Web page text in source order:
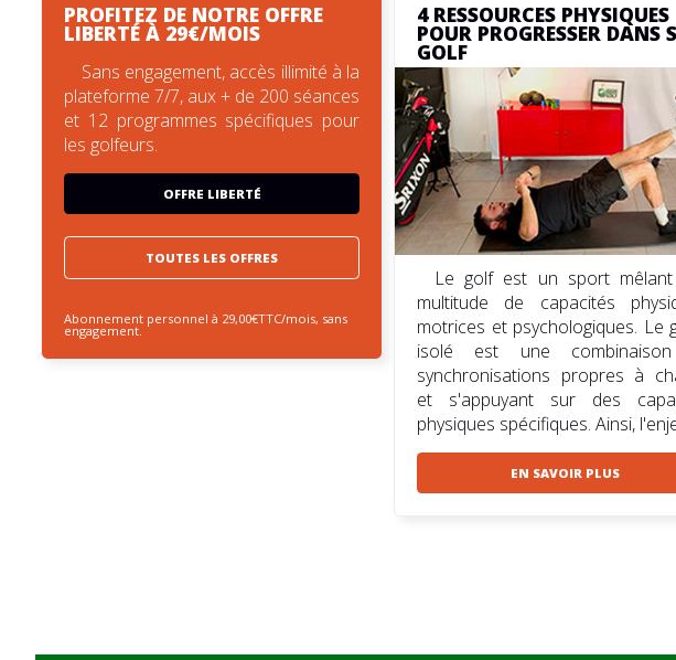
PROFITEZ DE NOTRE OFFRE
LIBERTÉ À 29€/MOIS
Sans engagement, accès illimité à la
plateforme 7/7, aux + de 200 séances
et 12 programmes spécifiques pour
les golfeurs.
OFFRE LIBERTÉ
TOUTES LES OFFRES
Abonnement personnel à 29,00€TTC/mois, sans
engagement.
4 RESSOURCES PHYSIQUES
POUR PROGRESSER DANS
GOLF
Le golf est un sport
multitude de capacités
motrices et psychologiques. Le
isolé est une
synchronisations propres à
et s'appuyant sur des
physiques spécifiques. Ainsi,
EN SAVOIR PLUS